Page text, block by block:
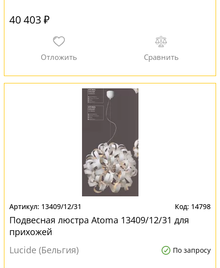
40 403 ₽
13409/12/31 14798
Подвесная люстра Atoma 13409/12/31 для
прихожей
Lucide (Бельгия)
По запросу